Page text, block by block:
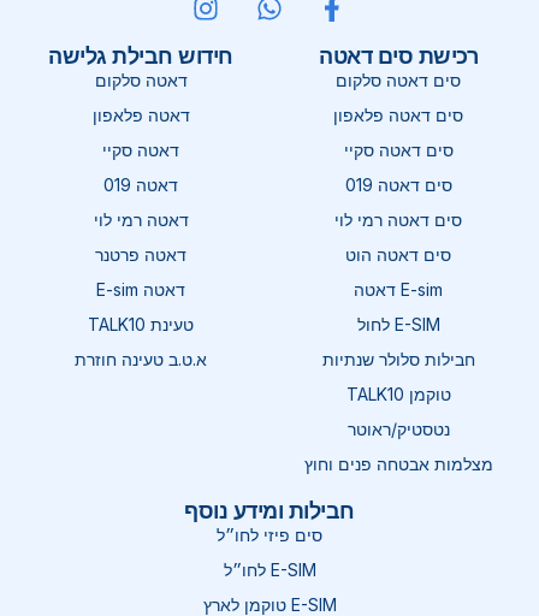
רכישת סים דאטה
סים דאטה סלקום
סים דאטה פלאפון
סים דאטה סקיי
סים דאטה 019
סים דאטה רמי לוי
סים דאטה הוט
E-sim דאטה
E-SIM לחול
חבילות סלולר שנתיות
טוקמן TALK10
נטסטיק/ראוטר
מצלמות אבטחה פנים וחוץ
חידוש חבילת גלישה
דאטה סלקום
דאטה פלאפון
דאטה סקיי
דאטה 019
דאטה רמי לוי
דאטה פרטנר
דאטה E-sim
טעינת TALK10
א.ט.ב טעינה חוזרת
חבילות ומידע נוסף
סים פיזי לחו״ל
E-SIM לחו״ל
E-SIM טוקמן לארץ